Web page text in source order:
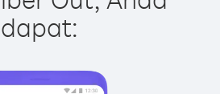
dapat: